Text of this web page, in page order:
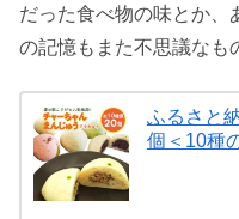
だった食べ物の味とか、
の記憶もまた不思議なも
ふるさと
個＜10種